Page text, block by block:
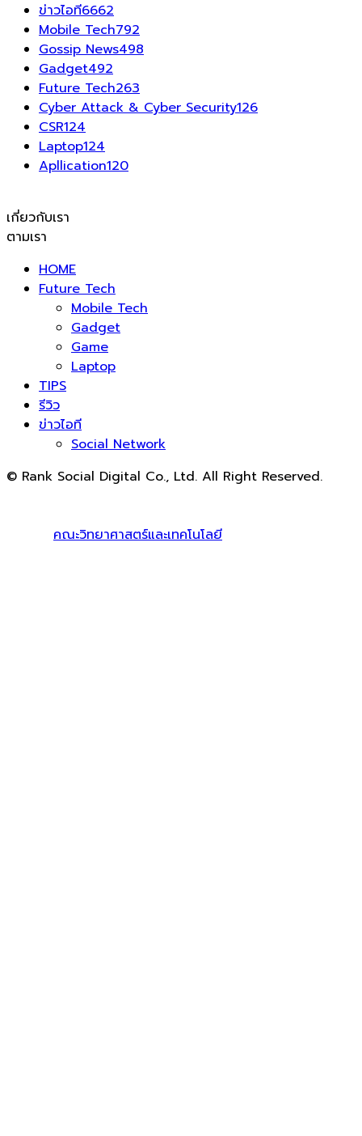
ข่าวไอที6662
Mobile Tech792
Gossip News498
Gadget492
Future Tech263
Cyber Attack & Cyber Security126
CSR124
Laptop124
Apllication120
เกี่ยวกับเรา
ตามเรา
HOME
Future Tech
Mobile Tech
Gadget
Game
Laptop
TIPS
รีวิว
ข่าวไอที
Social Network
© Rank Social Digital Co., Ltd. All Right Reserved.
คณะวิทยาศาสตร์และเทคโนโลยี